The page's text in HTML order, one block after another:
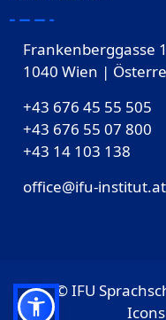
Frankenberggasse
1040 Wien |
+43 676 45 55 505
+43 676 55 07 800
‎+43 14 103 138
office@ifu-institut.at
© IFU